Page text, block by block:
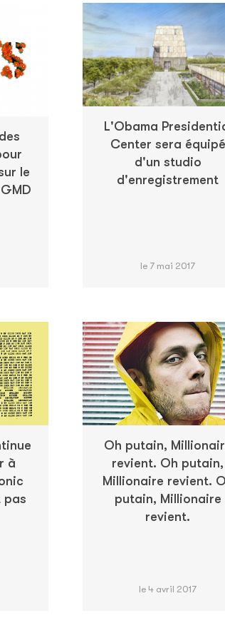
le
L'Obama
Center sera équipé
d'un studio
d'enregistrement
le 7 mai 2017
à
pas
Oh putain,
revient. Oh putain,
Millionaire revient.
putain, Millionaire
revient.
le 4 avril 2017